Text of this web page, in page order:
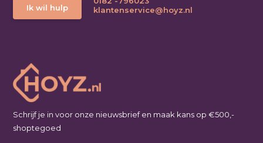
Ik wil hulp
klantenservice@hoyz.nl
Schrijf je in voor onze nieuwsbrief en maak kans op €500,-
shoptegoed